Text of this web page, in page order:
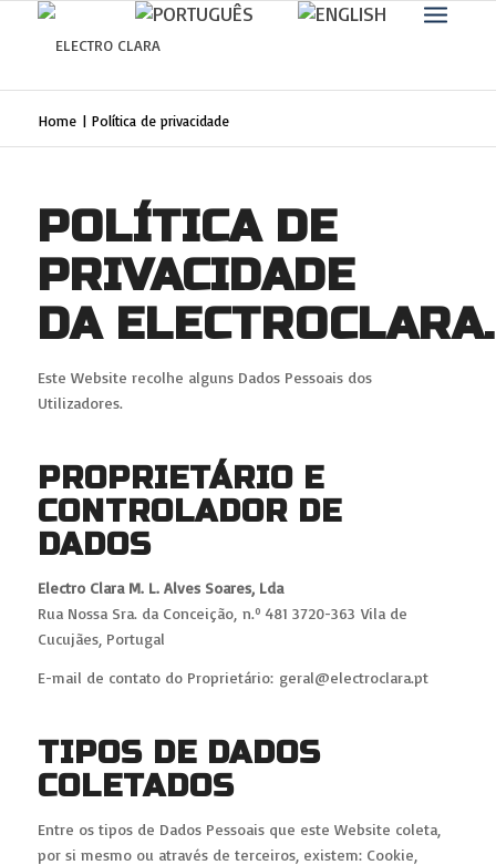
Home | Política de privacidade
POLÍTICA DE
PRIVACIDADE
DA
Este Website recolhe alguns Dados Pessoais dos
Utilizadores.
PROPRIETÁRIO E
CONTROLADOR DE
DADOS
Electro Clara M. L. Alves Soares, Lda
Rua Nossa Sra. da Conceição, n.º 481 3720-363 Vila de
Cucujães, Portugal
E-mail de contato do Proprietário: geral@electroclara.pt
TIPOS DE DADOS
COLETADOS
Entre os tipos de Dados Pessoais que este Website coleta,
por si mesmo ou através de terceiros, existem: Cookie,
Saber mais. Eu concordo